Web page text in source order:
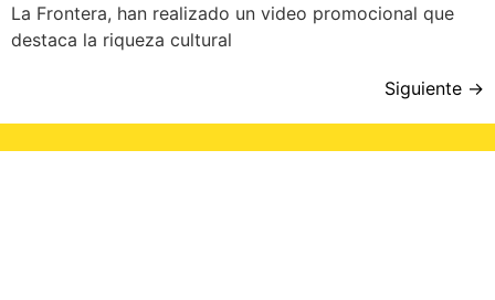
La Frontera, han realizado un video promocional que
destaca la riqueza cultural
Siguiente →